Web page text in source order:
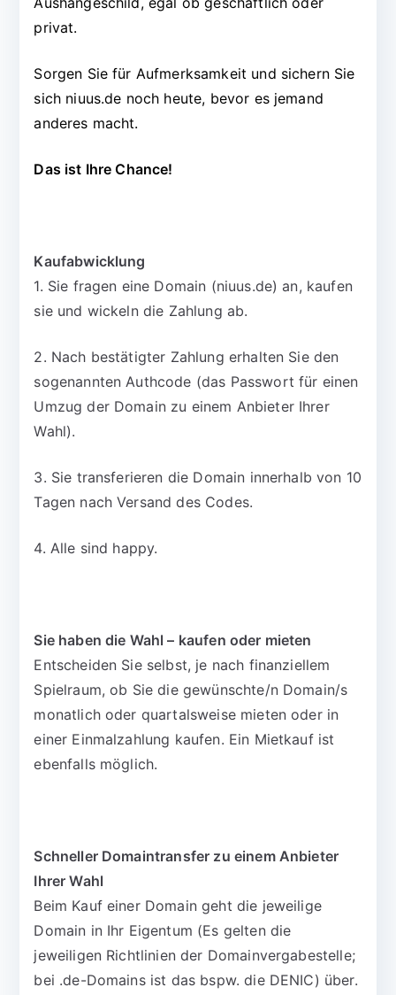
privat.
Sorgen Sie für Aufmerksamkeit und sichern Sie
sich niuus.de noch heute, bevor es jemand
anderes macht.
Das ist Ihre Chance!
Kaufabwicklung
1. Sie fragen eine Domain (niuus.de) an, kaufen
sie und wickeln die Zahlung ab.
2. Nach bestätigter Zahlung erhalten Sie den
sogenannten Authcode (das Passwort für einen
Umzug der Domain zu einem Anbieter Ihrer
Wahl).
3. Sie transferieren die Domain innerhalb von 10
Tagen nach Versand des Codes.
4. Alle sind happy.
Sie haben die Wahl – kaufen oder mieten
Entscheiden Sie selbst, je nach finanziellem
Spielraum, ob Sie die gewünschte/n Domain/s
monatlich oder quartalsweise mieten oder in
einer Einmalzahlung kaufen. Ein Mietkauf ist
ebenfalls möglich.
Schneller Domaintransfer zu einem Anbieter
Ihrer Wahl
Beim Kauf einer Domain geht die jeweilige
Domain in Ihr Eigentum (Es gelten die
jeweiligen Richtlinien der Domainvergabestelle;
bei .de-Domains ist das bspw. die DENIC) über.